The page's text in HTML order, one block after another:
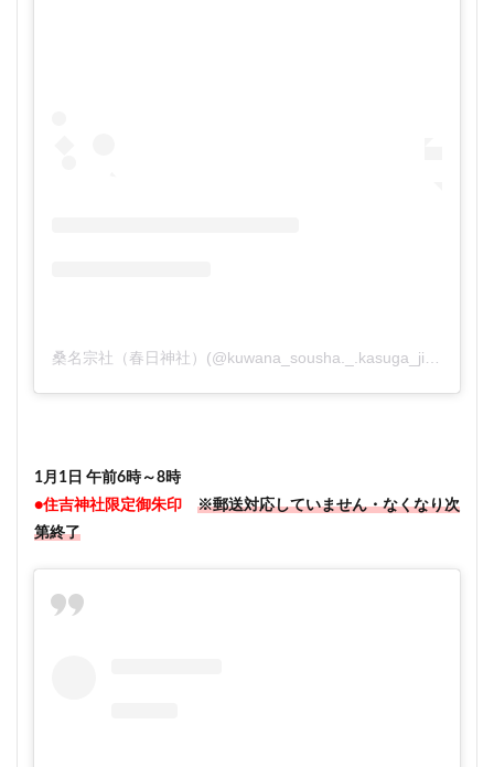
1月1日 午前6時～8時
●住吉神社限定御朱印
※郵送対応していません・なくなり次
第終了